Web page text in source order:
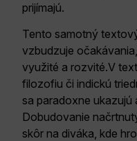
prijímajú.
Tento samotný
vzbudzuje
využité a rozvité.V
filozofiu či indickú
sa paradoxne ukazujú
Dobudovanie
skôr na diváka, kde